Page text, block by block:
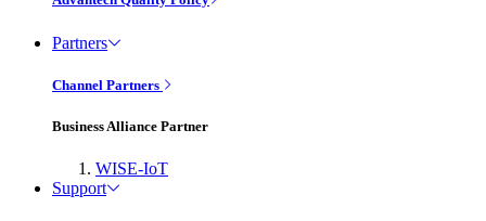
Partners
Channel Partners
Business Alliance Partner
WISE-IoT
Support